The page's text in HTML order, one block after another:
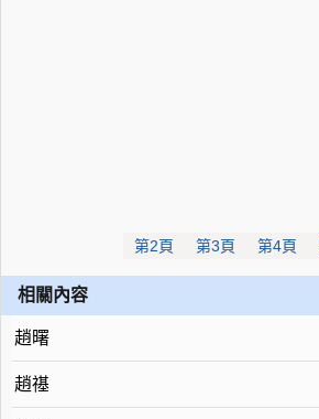
第2頁 第3頁 第4頁
相關內容
趙曙
趙禥